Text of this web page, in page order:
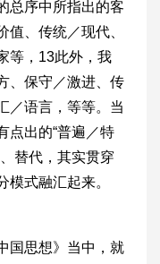
总序中所指出的客
、传统／现代、
等，13此外，我
、保守／激进、传
／语言，等等。当
点出的“普遍／特
替代，其实贯穿
模式融汇起来。
思想》当中，就